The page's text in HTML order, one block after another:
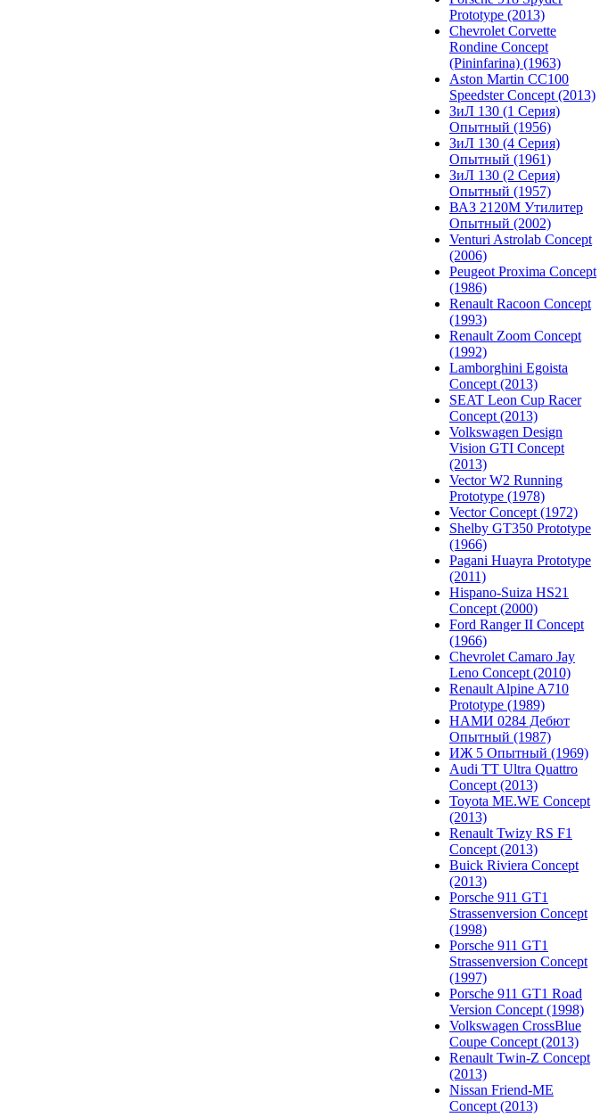
Prototype (2013)
Chevrolet Corvette
Rondine Concept
(Pininfarina) (1963)
Aston Martin CC100
Speedster Concept (2013)
ЗиЛ 130 (1 Серия)
Опытный (1956)
ЗиЛ 130 (4 Серия)
Опытный (1961)
ЗиЛ 130 (2 Серия)
Опытный (1957)
ВАЗ 2120М Утилитер
Опытный (2002)
Venturi Astrolab Concept
(2006)
Peugeot Proxima Concept
(1986)
Renault Racoon Concept
(1993)
Renault Zoom Concept
(1992)
Lamborghini Egoista
Concept (2013)
SEAT Leon Cup Racer
Concept (2013)
Volkswagen Design
Vision GTI Concept
(2013)
Vector W2 Running
Prototype (1978)
Vector Concept (1972)
Shelby GT350 Prototype
(1966)
Pagani Huayra Prototype
(2011)
Hispano-Suiza HS21
Concept (2000)
Ford Ranger II Concept
(1966)
Chevrolet Camaro Jay
Leno Concept (2010)
Renault Alpine A710
Prototype (1989)
НАМИ 0284 Дебют
Опытный (1987)
ИЖ 5 Опытный (1969)
Audi TT Ultra Quattro
Concept (2013)
Toyota ME.WE Concept
(2013)
Renault Twizy RS F1
Concept (2013)
Buick Riviera Concept
(2013)
Porsche 911 GT1
Strassenversion Concept
(1998)
Porsche 911 GT1
Strassenversion Concept
(1997)
Porsche 911 GT1 Road
Version Concept (1998)
Volkswagen CrossBlue
Coupe Concept (2013)
Renault Twin-Z Concept
(2013)
Nissan Friend-ME
Concept (2013)